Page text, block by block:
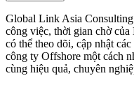
Global Link Asia
công việc, thời gian chờ
có thể theo dõi, cập nhật
công ty Offshore một cách
cùng hiệu quả, chuyên